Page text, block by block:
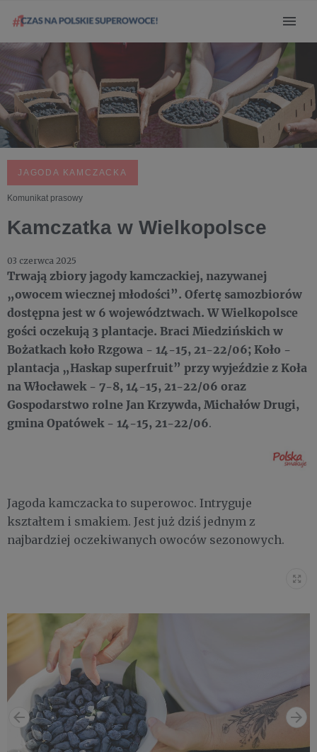
JAGODA KAMCZACKA
Komunikat prasowy
Kamczatka w Wielkopolsce
03 czerwca 2025
Trwają zbiory jagody kamczackiej, nazywanej
„owocem wiecznej młodości”. Ofertę samozbiorów
dostępna jest w 6 województwach. W Wielkopolsce
gości oczekują 3 plantacje. Braci Miedzińskich w
Bożatkach koło Rzgowa - 14-15, 21-22/06; Koło -
plantacja „Haskap superfruit” przy wyjeździe z Koła
na Włocławek - 7-8, 14-15, 21-22/06 oraz
Gospodarstwo rolne Jan Krzywda, Michałów Drugi,
gmina Opatówek - 14-15, 21-22/06.
Jagoda kamczacka to superowoc. Intryguje
kształtem i smakiem. Jest już dziś jednym z
najbardziej oczekiwanych owoców sezonowych.